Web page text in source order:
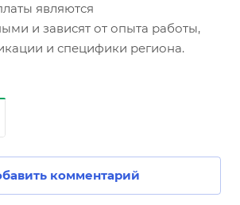
являются
и зависят от опыта работы,
и специфики региона.
комментарий